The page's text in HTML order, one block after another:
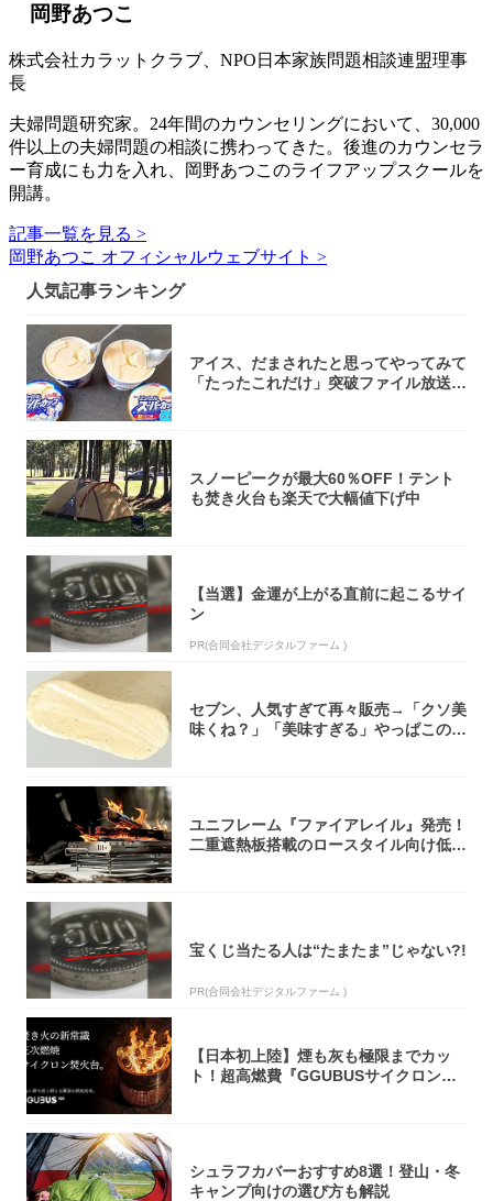
岡野あつこ
株式会社カラットクラブ、NPO日本家族問題相談連盟理事
長
夫婦問題研究家。24年間のカウンセリングにおいて、30,000
件以上の夫婦問題の相談に携わってきた。後進のカウンセラ
ー育成にも力を入れ、岡野あつこのライフアップスクールを
開講。
記事一覧を見る >
岡野あつこ オフィシャルウェブサイト >
人気記事ランキング
アイス、だまされたと思ってやってみて
「たったこれだけ」突破ファイル放送で
スノーピークが最大60％OFF！テント
も焚き火台も楽天で大幅値下げ中
【当選】金運が上がる直前に起こるサイ
ン
PR(合同会社デジタルファーム )
セブン、人気すぎて再々販売→「クソ美
味くね？」「美味すぎる」やっぱこのク
ユニフレーム『ファイアレイル』発売！
二重遮熱板搭載のロースタイル向け低型
宝くじ当たる人は“たまたま”じゃない?!
PR(合同会社デジタルファーム )
【日本初上陸】煙も灰も極限までカッ
ト！超高燃費『GGUBUSサイクロン焚
シュラフカバーおすすめ8選！登山・冬
キャンプ向けの選び方も解説